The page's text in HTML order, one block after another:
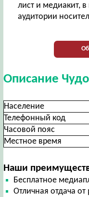
лист и медиакит,
аудитории
Описание
Население
Телефонный код
Часовой пояс
Местное время
Наши
Бесплатное
Отличная отдача